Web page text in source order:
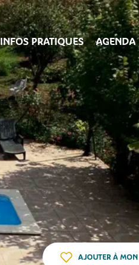
INFOS PRATIQUES AGENDA
AJOUTER À